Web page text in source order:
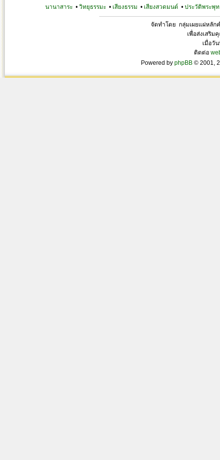
นานาสาระ• วิทยุธรรมะ• เสียงธรรม • เสียงสวดมนต์ • ประวัติพระพุท
จัดทำโดย กลุ่มเผยแผ่หลัก
เพื่อส่งเสริม
เมื่อวั
ติดต่อ
Powered by phpBB © 2001,